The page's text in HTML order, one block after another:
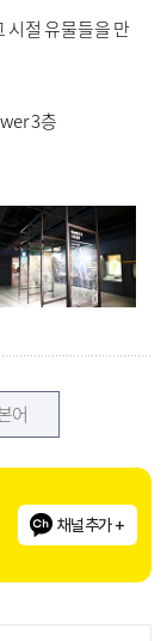
시절 유물들을 만
3층
어
채널추가 +